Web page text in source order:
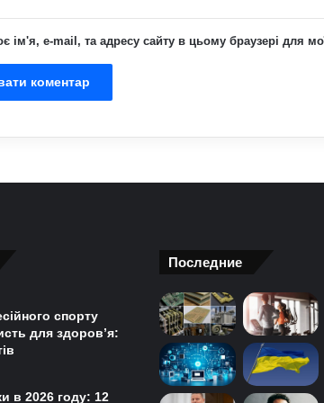
ім'я, e-mail, та адресу сайту в цьому браузері для
спорту
для здоров’я:
в 2026 году: 12
Последние